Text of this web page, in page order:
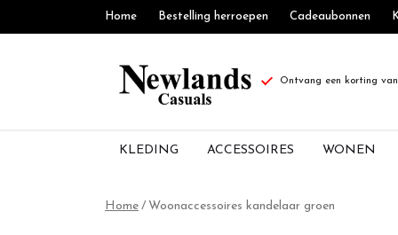
Home Bestelling herroepen Cadeaubonnen
Ontvang een korting
KLEDING ACCESSOIRES WONEN
kandelaar
Home Woonaccessoires kandelaar groen